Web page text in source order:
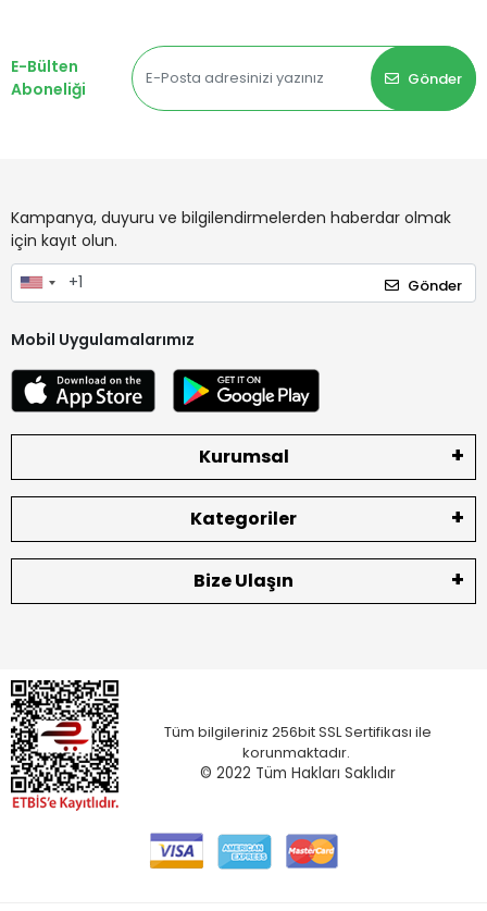
E-Bülten
Aboneliği
Gönder
Kampanya, duyuru ve bilgilendirmelerden haberdar olmak
için kayıt olun.
Gönder
Mobil Uygulamalarımız
Kurumsal
Kategoriler
Bize Ulaşın
Tüm bilgileriniz 256bit SSL Sertifikası ile
korunmaktadır.
© 2022 Tüm Hakları Saklıdır